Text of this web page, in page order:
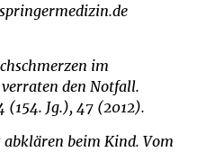
im
den Notfall.
Jg.), 47 (2012).
beim Kind. Vom